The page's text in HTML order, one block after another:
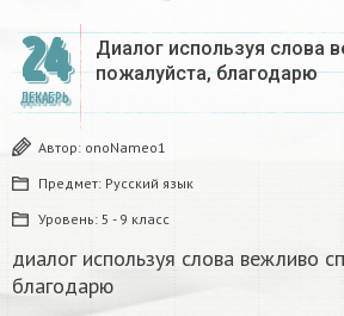
24
ДЕКАБРЬ
Диалог используя слова
пожалуйста, благодарю
Автор: onoNameo1
Предмет: Русский язык
Уровень: 5 - 9 класс
диалог используя слова вежливо
благодарю